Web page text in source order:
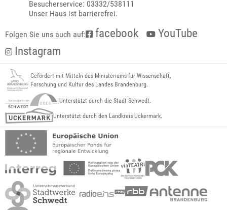
Besucherservice: 03332/538111
Unser Haus ist barrierefrei.
Folgen Sie uns auch auf: facebook
YouTube
Instagram
Gefördert mit Mitteln des Ministeriums für Wissenschaft,
Forschung und Kultur des Landes Brandenburg.
Unterstützt durch die Stadt Schwedt.
Unterstützt durch den Landkreis Uckermark.